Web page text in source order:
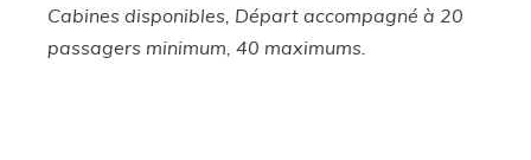
Cabines disponibles, Départ accompagné à 20
passagers minimum, 40 maximums.